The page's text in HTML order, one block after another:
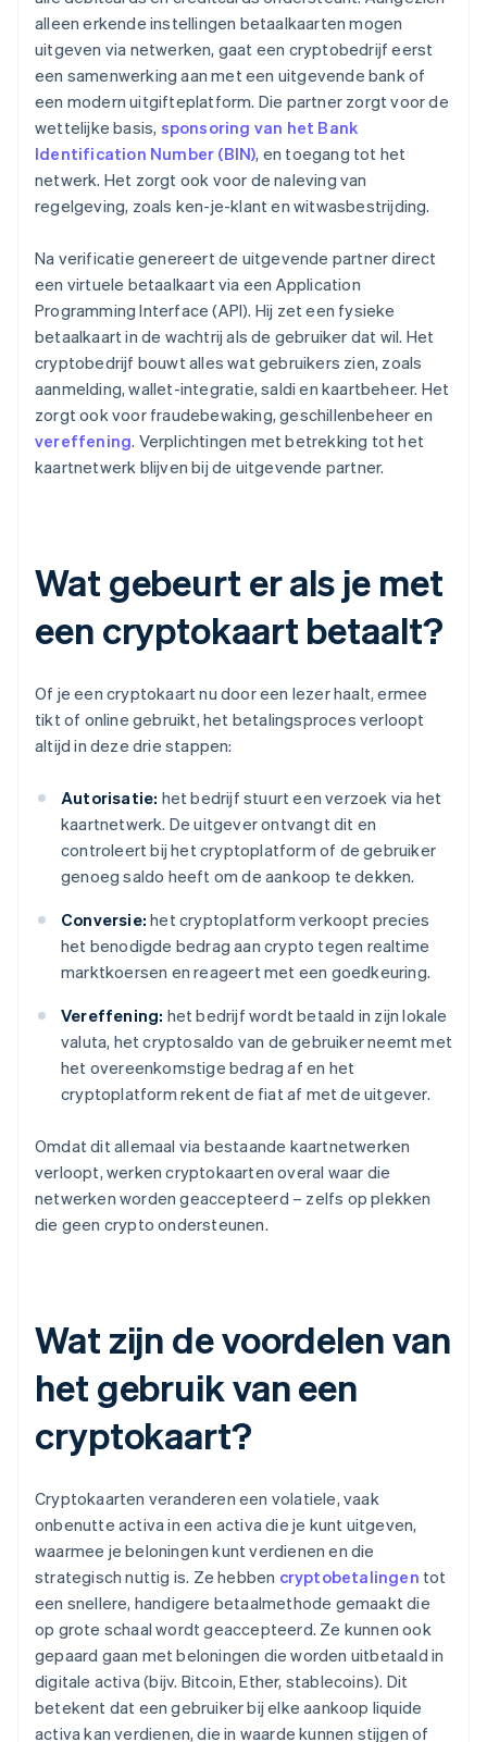
alleen erkende instellingen betaalkaarten mogen
uitgeven via netwerken, gaat een cryptobedrijf eerst
een samenwerking aan met een uitgevende bank of
een modern uitgifteplatform. Die partner zorgt voor de
wettelijke basis, sponsoring van het Bank
Identification Number (BIN), en toegang tot het
netwerk. Het zorgt ook voor de naleving van
regelgeving, zoals ken-je-klant en witwasbestrijding.
Na verificatie genereert de uitgevende partner direct
een virtuele betaalkaart via een Application
Programming Interface (API). Hij zet een fysieke
betaalkaart in de wachtrij als de gebruiker dat wil. Het
cryptobedrijf bouwt alles wat gebruikers zien, zoals
aanmelding, wallet-integratie, saldi en kaartbeheer. Het
zorgt ook voor fraudebewaking, geschillenbeheer en
vereffening. Verplichtingen met betrekking tot het
kaartnetwerk blijven bij de uitgevende partner.
Wat gebeurt er als je met
een cryptokaart betaalt?
Of je een cryptokaart nu door een lezer haalt, ermee
tikt of online gebruikt, het betalingsproces verloopt
altijd in deze drie stappen:
Autorisatie: het bedrijf stuurt een verzoek via het
kaartnetwerk. De uitgever ontvangt dit en
controleert bij het cryptoplatform of de gebruiker
genoeg saldo heeft om de aankoop te dekken.
Conversie: het cryptoplatform verkoopt precies
het benodigde bedrag aan crypto tegen realtime
marktkoersen en reageert met een goedkeuring.
Vereffening: het bedrijf wordt betaald in zijn lokale
valuta, het cryptosaldo van de gebruiker neemt met
het overeenkomstige bedrag af en het
cryptoplatform rekent de fiat af met de uitgever.
Omdat dit allemaal via bestaande kaartnetwerken
verloopt, werken cryptokaarten overal waar die
netwerken worden geaccepteerd – zelfs op plekken
die geen crypto ondersteunen.
Wat zijn de voordelen van
het gebruik van een
cryptokaart?
Cryptokaarten veranderen een volatiele, vaak
onbenutte activa in een activa die je kunt uitgeven,
waarmee je beloningen kunt verdienen en die
strategisch nuttig is. Ze hebben cryptobetalingen tot
een snellere, handigere betaalmethode gemaakt die
op grote schaal wordt geaccepteerd. Ze kunnen ook
gepaard gaan met beloningen die worden uitbetaald in
digitale activa (bijv. Bitcoin, Ether, stablecoins). Dit
betekent dat een gebruiker bij elke aankoop liquide
activa kan verdienen, die in waarde kunnen stijgen of